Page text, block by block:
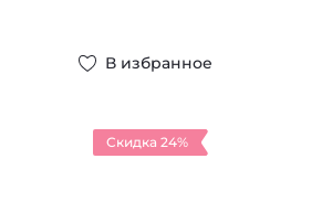
В избранное
Скидка 24%